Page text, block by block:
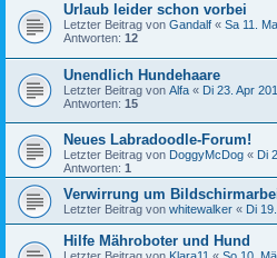
Urlaub leider schon vorbei
Letzter Beitrag von Gandalf « Sa 11.
Antworten: 12
Unendlich Hundehaare
Letzter Beitrag von Alfa « Di 23. Apr
Antworten: 15
Neues Labradoodle-Forum!
Letzter Beitrag von DoggyMcDog « Di
Antworten: 1
Verwirrung um
Letzter Beitrag von whitewalker « Di
Hilfe Mähroboter und Hund